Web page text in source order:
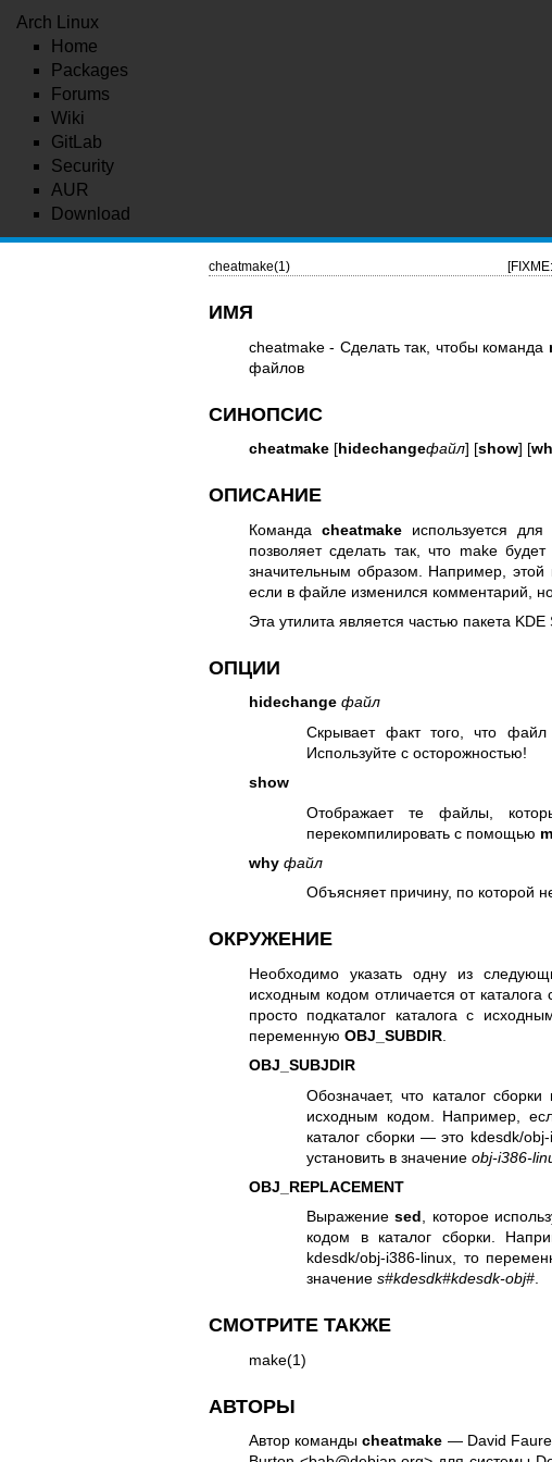
Arch Linux
Home
Packages
Forums
Wiki
GitLab
Security
AUR
Download
cheatmake(1)
ИМЯ
cheatmake - Сделать так, чтобы команда
файлов
СИНОПСИС
cheatmake[hidechangeфайл] [show] [
ОПИСАНИЕ
Команда cheatmakeиспользуется
позволяет сделать так, что make
значительным образом. Например, этой
если в файле изменился комментарий,
Эта утилита является частью пакета
ОПЦИИ
hidechange файл
Скрывает факт того, что
Используйте с осторожностью!
show
Отображает те файлы,
перекомпилировать с помощью
why файл
Объясняет причину, по которой
ОКРУЖЕНИЕ
Необходимо указать одну из
исходным кодом отличается от каталога
просто подкаталог каталога с
переменную OBJ_SUBDIR.
OBJ_SUBJDIR
Обозначает, что каталог
исходным кодом. Например,
каталог сборки — это kdesdk/
установить в значениеobj-i386-
OBJ_REPLACEMENT
Выражениеsed, которое
кодом в каталог сборки.
kdesdk/obj-i386-linux, то
значениеs#kdesdk#kdesdk-obj#.
СМОТРИТЕ ТАКЖЕ
make(1)
АВТОРЫ
Автор командыcheatmake — David Faure